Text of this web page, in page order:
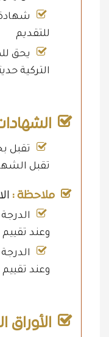
للتقديم
يحق
التركية
تقبل
تقبل
ملاحظة :
وعند تقييم
وعند تقييم
الأوراق